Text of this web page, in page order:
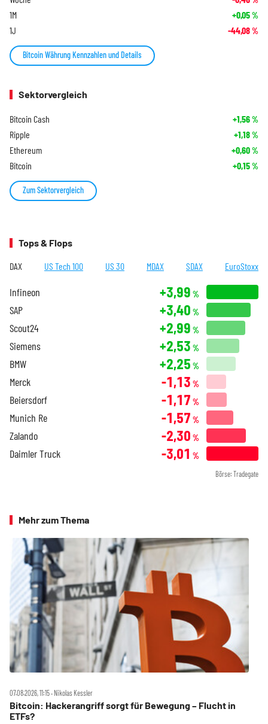
1M +0,05%
1J -44,08%
Bitcoin Währung Kennzahlen und Details
Sektorvergleich
Bitcoin Cash +1,56%
Ripple +1,18%
Ethereum +0,60%
Bitcoin +0,15%
Zum Sektorvergleich
Tops & Flops
DAX US Tech 100 US 30 MDAX SDAX EuroStoxx
Infineon +3,99 %
SAP +3,40 %
Scout24 +2,99 %
Siemens +2,53 %
BMW +2,25 %
Merck -1,13 %
Beiersdorf -1,17 %
Munich Re -1,57 %
Zalando -2,30 %
Daimler Truck -3,01 %
Börse: Tradegate
Mehr zum Thema
07.08.2026, 11:15 ‧ Nikolas Kessler
Bitcoin: Hackerangriff sorgt für Bewegung – Flucht in
ETFs?